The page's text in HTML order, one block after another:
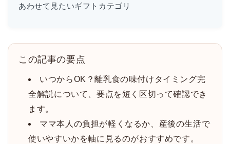
あわせて見たいギフトカテゴリ
この記事の要点
いつからOK？離乳食の味付けタイミング完
全解説について、要点を短く区切って確認でき
ます。
ママ本人の負担が軽くなるか、産後の生活で
使いやすいかを軸に見るのがおすすめです。